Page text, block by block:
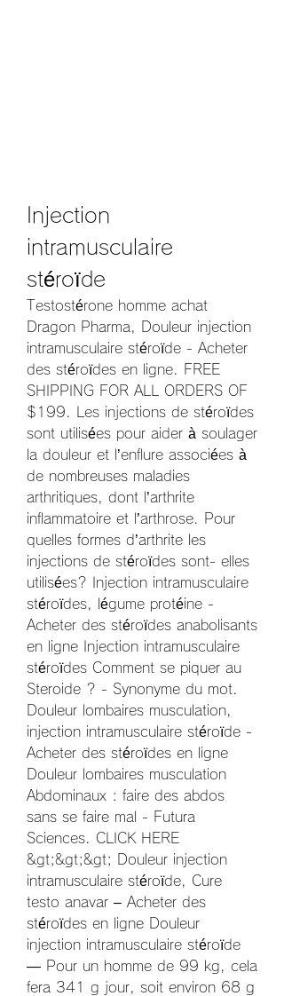
Injection
intramusculaire
stéroïde
Testostérone homme achat
Dragon Pharma, Douleur injection
intramusculaire stéroïde - Acheter
des stéroïdes en ligne. FREE
SHIPPING FOR ALL ORDERS OF
$199. Les injections de stéroïdes
sont utilisées pour aider à soulager
la douleur et l’enflure associées à
de nombreuses maladies
arthritiques, dont l’arthrite
inflammatoire et l’arthrose. Pour
quelles formes d’arthrite les
injections de stéroïdes sont- elles
utilisées? Injection intramusculaire
stéroïdes, légume protéine -
Acheter des stéroïdes anabolisants
en ligne Injection intramusculaire
stéroïdes Comment se piquer au
Steroide ? - Synonyme du mot.
Douleur lombaires musculation,
injection intramusculaire stéroïde -
Acheter des stéroïdes en ligne
Douleur lombaires musculation
Abdominaux : faire des abdos
sans se faire mal - Futura
Sciences. CLICK HERE
&gt;&gt;&gt; Douleur injection
intramusculaire stéroïde, Cure
testo anavar – Acheter des
stéroïdes en ligne Douleur
injection intramusculaire stéroïde
— Pour un homme de 99 kg, cela
fera 341 g jour, soit environ 68 g